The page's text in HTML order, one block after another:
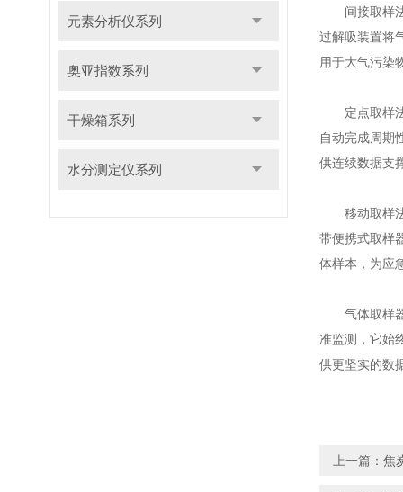
元素分析仪系列
奥亚指数系列
干燥箱系列
水分测定仪系列
间接取样法
过解吸装置将
用于大气污染
定点取样法
自动完成周期
供连续数据支
移动取样法
带便携式取样
体样本，为应
气体取样器
准监测，它始
供更坚实的数
上一篇： 焦